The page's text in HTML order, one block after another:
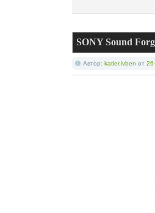
SONY Sound
Автор: katler.ivben от